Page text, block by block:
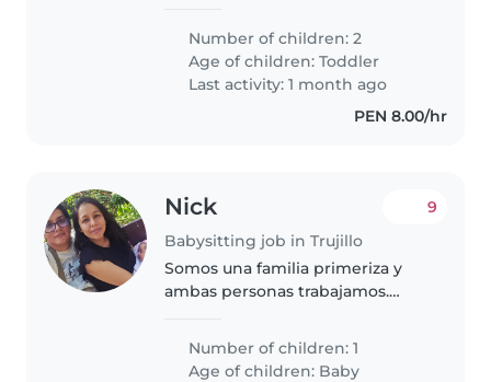
dos menores hijos de 3 años ( el
niño) y 2 años (la niña), ambos
por la mañana estudian ( jardín y
nido)..
Number of children: 2
Age of children:Toddler
Last activity: 1 month ago
PEN 8.00/hr
Nick
Babysitting job in Trujillo
9
Somos una familia primeriza y
ambas personas trabajamos.
ayude.
Number of children: 1
Age of children: Baby